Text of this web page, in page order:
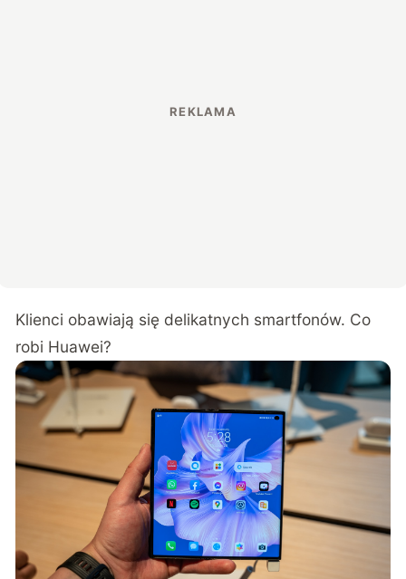
Klienci obawiają się delikatnych smartfonów. Co
robi Huawei?